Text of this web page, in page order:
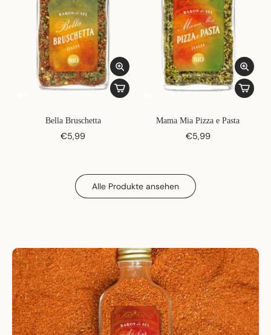
Bella Bruschetta
€5,99
Mama Mia Pizza e Pasta
€5,99
Alle Produkte ansehen